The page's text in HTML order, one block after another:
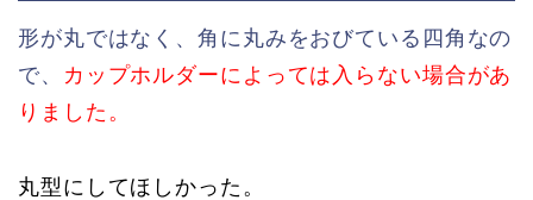
形が丸ではなく、角に丸みをおびている四角なの
で、
カップホルダーによっては入らない場合があ
りました。
丸型にしてほしかった。